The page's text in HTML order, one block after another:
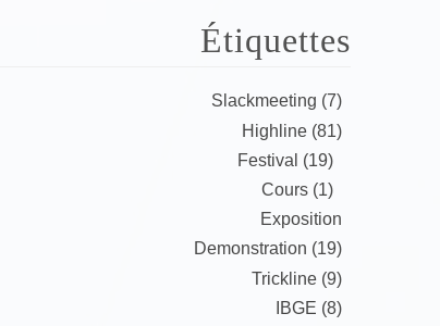
Étiquettes
Slackmeeting (7)
Highline (81)
Festival (19)
Cours (1)
Exposition
Demonstration (19)
Trickline (9)
IBGE (8)